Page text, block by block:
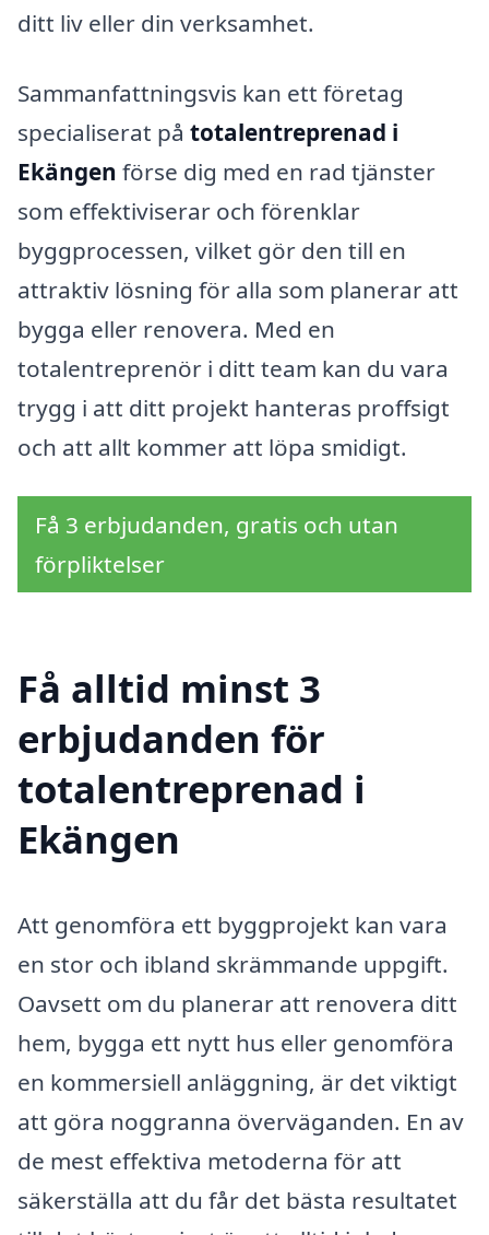
ditt liv eller din verksamhet.
Sammanfattningsvis kan ett företag
specialiserat på totalentreprenad i
Ekängen förse dig med en rad tjänster
som effektiviserar och förenklar
byggprocessen, vilket gör den till en
attraktiv lösning för alla som planerar att
bygga eller renovera. Med en
totalentreprenör i ditt team kan du vara
trygg i att ditt projekt hanteras proffsigt
och att allt kommer att löpa smidigt.
Få 3 erbjudanden, gratis och utan
förpliktelser
Få alltid minst 3
erbjudanden för
totalentreprenad i
Ekängen
Att genomföra ett byggprojekt kan vara
en stor och ibland skrämmande uppgift.
Oavsett om du planerar att renovera ditt
hem, bygga ett nytt hus eller genomföra
en kommersiell anläggning, är det viktigt
att göra noggranna överväganden. En av
de mest effektiva metoderna för att
säkerställa att du får det bästa resultatet